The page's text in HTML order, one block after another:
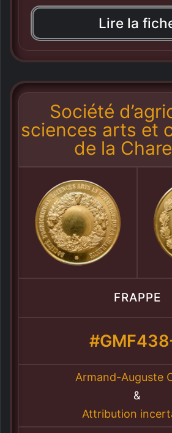
Lire la
Société
sciences arts et
de la
FRAPPE
Armand-Auguste
&
Attribution